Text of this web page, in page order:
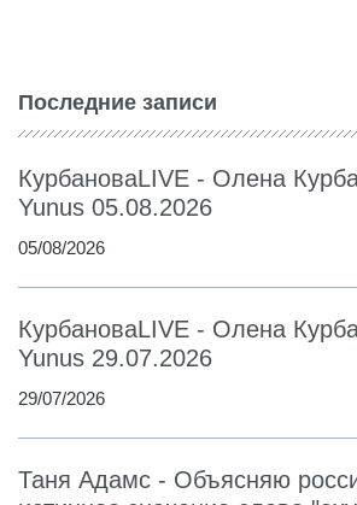
Последние записи
КурбановаLIVE - Олена
Yunus 05.08.2026
05/08/2026
КурбановаLIVE - Олена
Yunus 29.07.2026
29/07/2026
Таня Адамс - Объясняю